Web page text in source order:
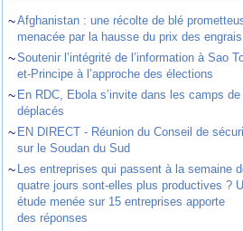
~Afghanistan : une récolte de blé
menacée par la hausse du prix des engrais
~Soutenir l’intégrité de l’information à Sao
et-Principe à l’approche des élections
~ En RDC, Ebola s’invite dans les camps de
déplacés
~ EN DIRECT - Réunion du Conseil de
sur le Soudan du Sud
~ Les entreprises qui passent à la semaine
quatre jours sont-elles plus productives ?
étude menée sur 15 entreprises apporte
des réponses